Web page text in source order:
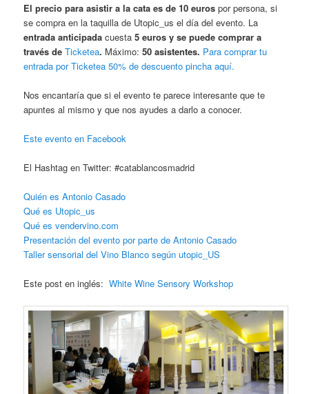
El precio para asistir a la cata es de 10 euros por persona, si
se compra en la taquilla de Utopic_us el día del evento. La
entrada anticipada cuesta5 euros y se puede comprar a
través deTicketea. Máximo:50 asistentes. Para comprar tu
entrada por Ticketea 50% de descuento pincha aquí.
Nos encantaría que si el evento te parece interesante que te
apuntes al mismo y que nos ayudes a darlo a conocer.
Este evento en Facebook
El Hashtag en Twitter: #catablancosmadrid
Quién es Antonio Casado
Qué es Utopic_us
Qué es vendervino.com
Presentación del evento por parte de Antonio Casado
Taller sensorial del Vino Blanco según utopic_US
Este post en inglés:White Wine Sensory Workshop